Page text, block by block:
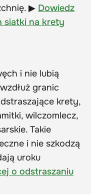
▶ Dowiedz
siatki na krety
i nie lubią
granic
krety,
wilczomlecz,
Takie
i nie szkodzą
uroku
o odstraszaniu